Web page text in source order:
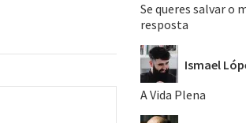
Se queres salvar o
resposta
Ismael
A Vida Plena